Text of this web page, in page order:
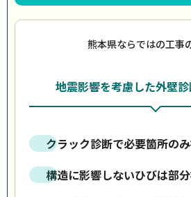
熊本県ならではの工事
地震影響を考慮した外壁
クラック診断で必要箇所の
構造に影響しないひびは部